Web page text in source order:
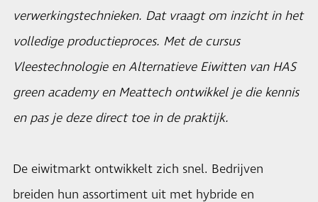
verwerkingstechnieken. Dat vraagt om inzicht in het
volledige productieproces. Met de cursus
Vleestechnologie en Alternatieve Eiwitten van HAS
green academy en Meattech ontwikkel je die kennis
en pas je deze direct toe in de praktijk.
De eiwitmarkt ontwikkelt zich snel. Bedrijven
breiden hun assortiment uit met hybride en